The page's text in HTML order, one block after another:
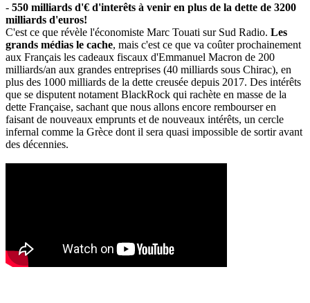
- 550 milliards d'€ d'interêts à venir en plus de la dette de 3200
milliards d'euros!
C'est ce que révèle l'économiste Marc Touati sur Sud Radio. Les
grands médias le cache, mais c'est ce que va coûter prochainement
aux Français les cadeaux fiscaux d'Emmanuel Macron de 200
milliards/an aux grandes entreprises (40 milliards sous Chirac), en
plus des 1000 milliards de la dette creusée depuis 2017. Des intérêts
que se disputent notament BlackRock qui rachète en masse de la
dette Française, sachant que nous allons encore rembourser en
faisant de nouveaux emprunts et de nouveaux intérêts, un cercle
infernal comme la Grèce dont il sera quasi impossible de sortir avant
des décennies.